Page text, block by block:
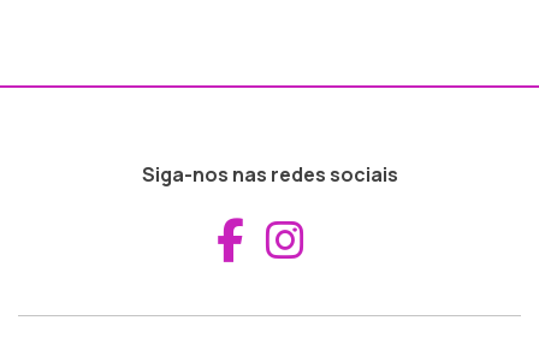
Siga-nos nas redes sociais
Aceder ao